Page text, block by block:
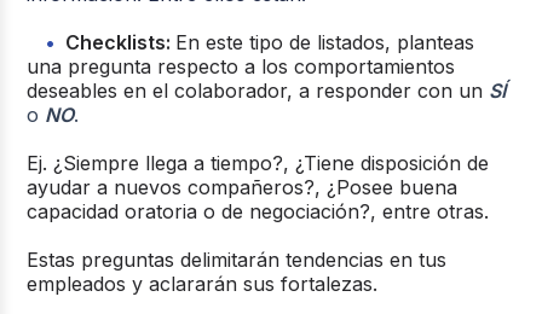
Checklists: En este tipo de listados, planteas
una pregunta respecto a los comportamientos
deseables en el colaborador, a responder con un SÍ
o NO.
Ej. ¿Siempre llega a tiempo?, ¿Tiene disposición de
ayudar a nuevos compañeros?, ¿Posee buena
capacidad oratoria o de negociación?, entre otras.
Estas preguntas delimitarán tendencias en tus
empleados y aclararán sus fortalezas.